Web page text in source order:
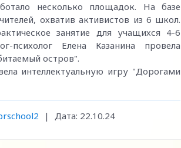
несколько площадок. На базе
охватив активистов из 6 школ.
занятие для учащихся 4-6
Елена Казанина провела
остров".
интеллектуальную игру "Дорогами
| Дата: 22.10.24